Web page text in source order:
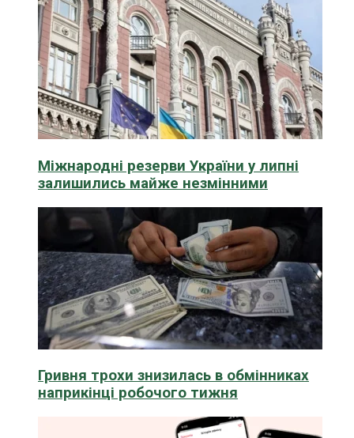
Міжнародні резерви України у липні
залишились майже незмінними
Гривня трохи знизилась в обмінниках
наприкінці робочого тижня